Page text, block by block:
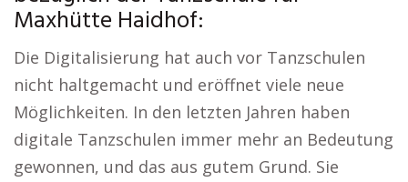
Maxhütte Haidhof:
Die Digitalisierung hat auch vor Tanzschulen
nicht haltgemacht und eröffnet viele neue
Möglichkeiten. In den letzten Jahren haben
digitale Tanzschulen immer mehr an Bedeutung
gewonnen, und das aus gutem Grund. Sie